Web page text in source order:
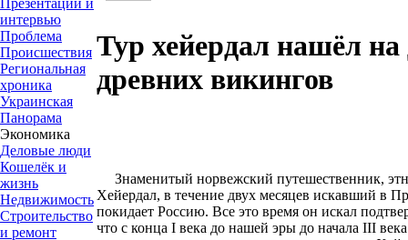
Презентации и
интервью
Проблема
Происшествия
Региональная
хроника
Украинская
Панорама
Экономика
Деловые люди
Кошелёк и
жизнь
Недвижимость
Строительство
и ремонт
Тур хейердал нашёл
древних викингов
Знаменитый норвежский путешественник,
Хейердал, в течение двух месяцев искавший в
покидает Россию. Все это время он искал
что с конца I века до нашей эры до начала III